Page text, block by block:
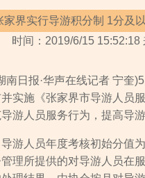
家界实行导游积分制 1分及
时间：2019/6/15 15:52:18
报·华声在线记者 宁奎)5
实施《张家界市导游人员
游人员服务行为，提高导游
人员年度考核初始分值
理所提供的对导游人员在